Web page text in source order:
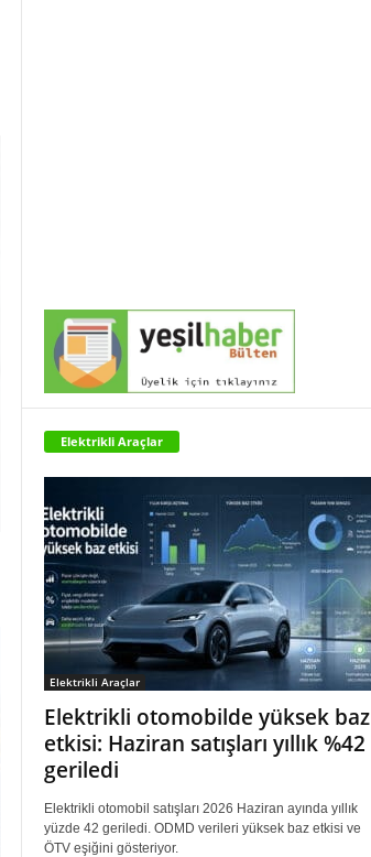
Elektrikli Araçlar
Elektrikli Araçlar
Elektrikli otomobilde yüksek baz
etkisi: Haziran satışları yıllık %42
geriledi
Elektrikli otomobil satışları 2026 Haziran ayında yıllık
yüzde 42 geriledi. ODMD verileri yüksek baz etkisi ve
ÖTV eşiğini gösteriyor.